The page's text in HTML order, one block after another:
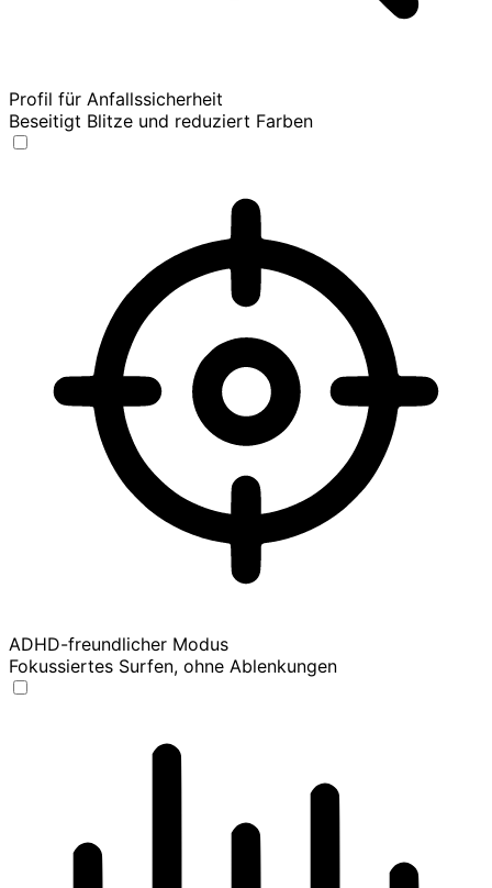
Profil für Anfallssicherheit
Beseitigt Blitze und reduziert Farben
ADHD-freundlicher Modus
Fokussiertes Surfen, ohne Ablenkungen